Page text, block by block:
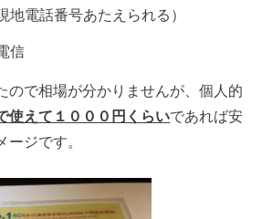
地電話番号あたえられる）
信
ので相場が分かりませんが、個人的
使えて１０００円くらいであれば安
ージです。